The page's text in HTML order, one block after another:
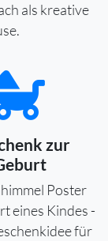
als kreative
zur
Poster
eines Kindes -
für